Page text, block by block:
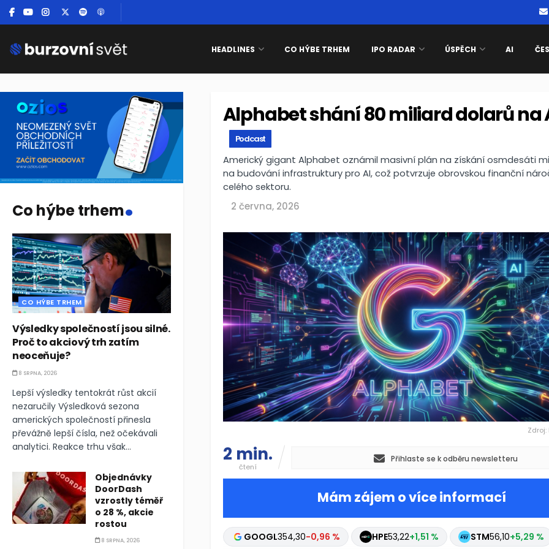
HEADLINES CO HÝBE TRHEM IPO RADAR ÚSPĚCH AI
Alphabet shání 80 miliard dolarů na
Podcast
Americký gigant Alphabet oznámil masivní plán na získání osmdesáti
na budování infrastruktury pro AI, což potvrzuje obrovskou finanční
celého sektoru.
2 června, 2026
Zdroj:
2 min.
čtení
Přihlaste se k odběru newsletteru
Mám zájem o více informací
GOOGL354,30-0,96 % HPE53,22+1,51 % STM56,10+5,29 %
Co hýbe trhem.
CO HÝBE TRHEM
Výsledky společností jsou silné.
Proč to akciový trh zatím
neoceňuje?
8 SRPNA, 2026
Lepší výsledky tentokrát růst akcií
nezaručily Výsledková sezona
amerických společností přinesla
převážně lepší čísla, než očekávali
analytici. Reakce trhu však...
Objednávky
DoorDash
vzrostly téměř
o 28 %, akcie
rostou
8 SRPNA, 2026